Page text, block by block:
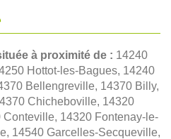
à proximité de : 14240
Hottot-les-Bagues, 14240
Bellengreville, 14370 Billy,
Chicheboville, 14320
14320 Fontenay-le-
14540 Garcelles-Secqueville,